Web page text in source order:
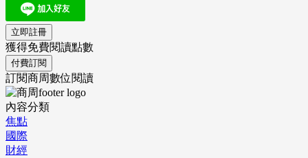
立即註冊
獲得免費閱讀點數
付費訂閱
訂閱商周數位閱讀
內容分類
焦點
國際
財經